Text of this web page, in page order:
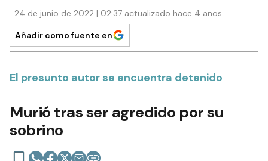
24 de junio de 2022 | 02:37 actualizado hace 4 años
Añadir como fuente en
El presunto autor se encuentra detenido
Murió tras ser agredido por su
sobrino